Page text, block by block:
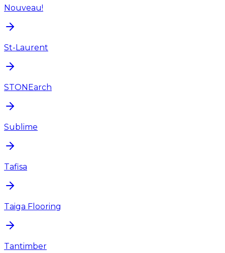
Nouveau!
St-Laurent
STONEarch
Sublime
Tafisa
Taiga Flooring
Tantimber